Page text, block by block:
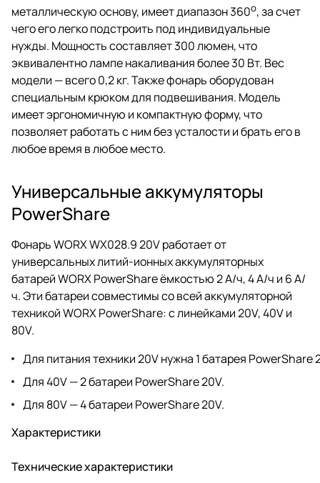
металлическую основу, имеет диапазон 360o, за счет
чего его легко подстроить под индивидуальные
нужды. Мощность составляет 300 люмен, что
эквивалентно лампе накаливания более 30 Вт. Вес
модели — всего 0,2 кг. Также фонарь оборудован
специальным крюком для подвешивания. Модель
имеет эргономичную и компактную форму, что
позволяет работать с ним без усталости и брать его в
любое время в любое место.
Универсальные аккумуляторы
PowerShare
Фонарь WORX WX028.9 20V работает от
универсальных литий-ионных аккумуляторных
батарей WORX PowerShare ёмкостью 2 А/ч, 4 А/ч и 6 А/
ч. Эти батареи совместимы со всей аккумуляторной
техникой WORX PowerShare: с линейками 20V, 40V и
80V.
Для питания техники 20V нужна 1 батарея PowerShare
Для 40V — 2 батареи PowerShare 20V.
Для 80V — 4 батареи PowerShare 20V.
Характеристики
Технические характеристики